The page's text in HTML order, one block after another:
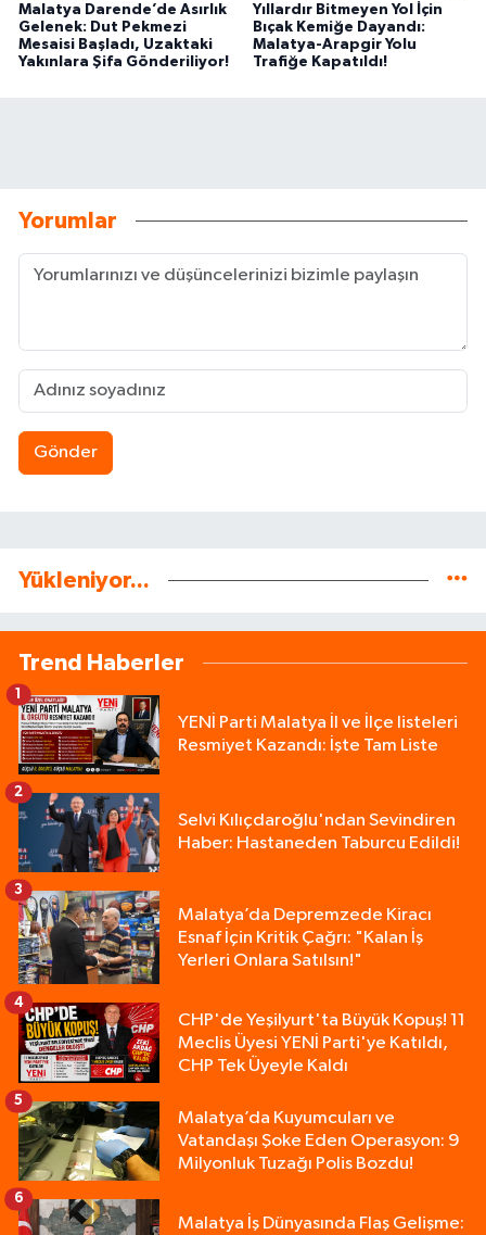
Malatya Darende’de Asırlık
Gelenek: Dut Pekmezi
Mesaisi Başladı, Uzaktaki
Yakınlara Şifa Gönderiliyor!
Yıllardır Bitmeyen Yol İçin
Bıçak Kemiğe Dayandı:
Malatya-Arapgir Yolu
Trafiğe Kapatıldı!
Yorumlar
Gönder
Yükleniyor...
Trend Haberler
YENİ Parti Malatya İl ve İlçe listeleri
Resmiyet Kazandı: İşte Tam Liste
1
Selvi Kılıçdaroğlu'ndan Sevindiren
Haber: Hastaneden Taburcu Edildi!
2
Malatya’da Depremzede Kiracı
Esnaf İçin Kritik Çağrı: "Kalan İş
Yerleri Onlara Satılsın!"
3
CHP'de Yeşilyurt'ta Büyük Kopuş! 11
Meclis Üyesi YENİ Parti'ye Katıldı,
CHP Tek Üyeyle Kaldı
4
Malatya’da Kuyumcuları ve
Vatandaşı Şoke Eden Operasyon: 9
Milyonluk Tuzağı Polis Bozdu!
5
Malatya İş Dünyasında Flaş Gelişme:
6